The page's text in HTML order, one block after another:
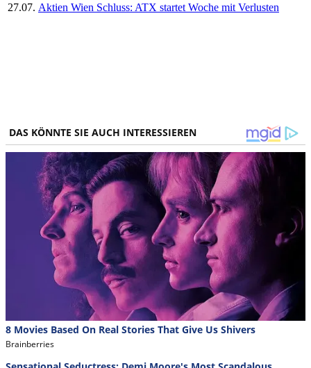
27.07. Aktien Wien Schluss: ATX startet Woche mit Verlusten